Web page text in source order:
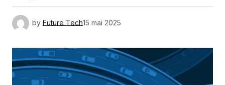
by Future Tech15 mai 2025